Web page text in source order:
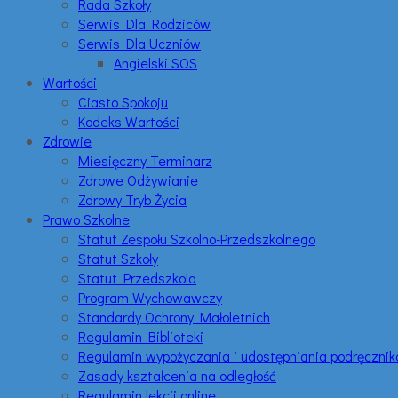
Rada Szkoły
Serwis Dla Rodziców
Serwis Dla Uczniów
Angielski SOS
Wartości
Ciasto Spokoju
Kodeks Wartości
Zdrowie
Miesięczny Terminarz
Zdrowe Odżywianie
Zdrowy Tryb Życia
Prawo Szkolne
Statut Zespołu Szkolno-Przedszkolnego
Statut Szkoły
Statut Przedszkola
Program Wychowawczy
Standardy Ochrony Małoletnich
Regulamin Biblioteki
Regulamin wypożyczania i udostępniania
Zasady kształcenia na odległość